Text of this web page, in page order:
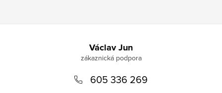
Václav Jun
605 336 269